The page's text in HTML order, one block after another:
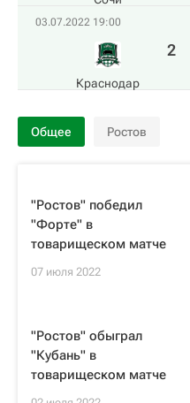
03.07.2022 19:00
Краснодар
2
Общее Ростов
"Ростов" победил
"Форте" в
товарищеском матче
07 июля 2022
"Ростов" обыграл
"Кубань" в
товарищеском матче